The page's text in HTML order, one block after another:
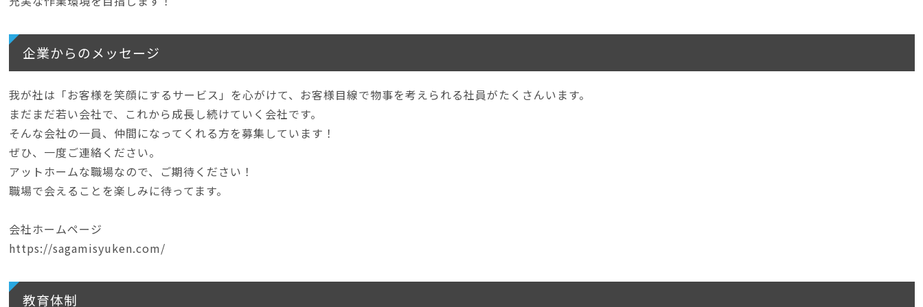
企業からのメッセージ
我が社は「お客様を笑顔にするサービス」を心がけて、お客様目線で物事を考えられる社員がたくさんいます。
まだまだ若い会社で、これから成長し続けていく会社です。
そんな会社の一員、仲間になってくれる方を募集しています！
ぜひ、一度ご連絡ください。
アットホームな職場なので、ご期待ください！
職場で会えることを楽しみに待ってます。
会社ホームページ
https://sagamisyuken.com/
教育体制